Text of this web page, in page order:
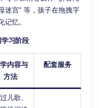
迷宫” 等，孩子在拖拽字
记忆。
习阶段
内容与
方法
配套服务
儿歌、